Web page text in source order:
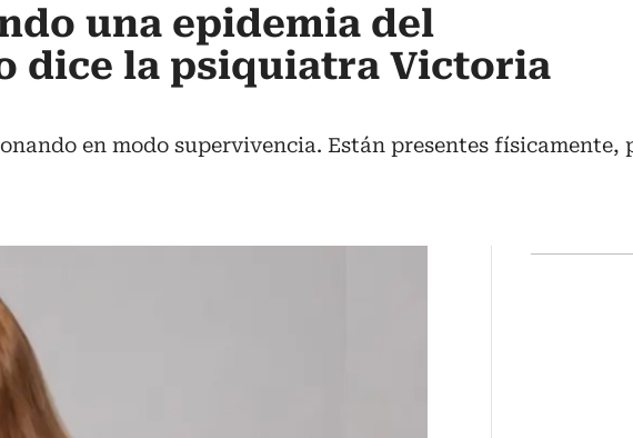
una epidemia del
dice la psiquiatra Victoria
en modo supervivencia. Están presentes físicamente,